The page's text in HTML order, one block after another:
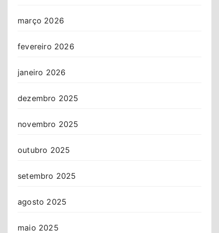
março 2026
fevereiro 2026
janeiro 2026
dezembro 2025
novembro 2025
outubro 2025
setembro 2025
agosto 2025
maio 2025